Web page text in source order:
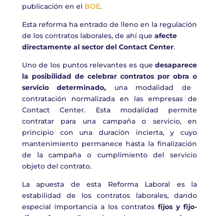
publicación en el BOE.
Esta reforma ha entrado de lleno en la regulación
de los contratos laborales, de ahí que afecte
directamente al sector del Contact Center.
Uno de los puntos relevantes es quedesaparece
la posibilidad de celebrarcontratos por obrao
serviciodeterminado, una modalidad de
contratación normalizada en las empresas de
Contact Center. Esta modalidad permite
contratar para una campaña o servicio, en
principio con una duración incierta, y cuyo
mantenimiento permanece hasta la finalización
de la campaña o cumplimiento del servicio
objeto del contrato.
La apuesta de esta Reforma Laboral es la
estabilidad de los contratos laborales, dando
especial importancia a los contratosfijos yfijo-